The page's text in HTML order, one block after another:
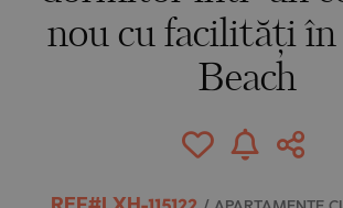
nou cu facilități în
Beach